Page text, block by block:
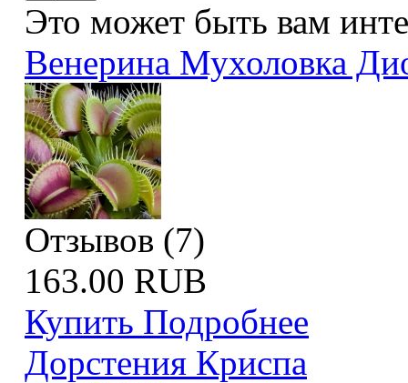
Это может быть вам
Венерина Мухоловка
Отзывов (7)
163.00 RUB
Купить Подробнее
Дорстения Криспа